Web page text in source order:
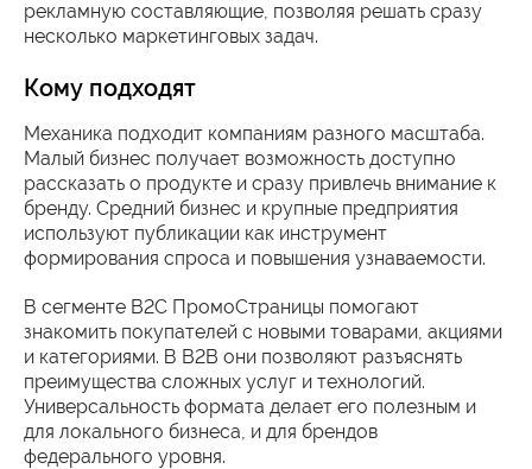
рекламную составляющие, позволяя решать сразу
несколько маркетинговых задач.
Кому подходят
Механика подходит компаниям разного масштаба.
Малый бизнес получает возможность доступно
рассказать о продукте и сразу привлечь внимание к
бренду. Средний бизнес и крупные предприятия
используют публикации как инструмент
формирования спроса и повышения узнаваемости.
В сегменте B2C ПромоСтраницы помогают
знакомить покупателей с новыми товарами, акциями
и категориями. В B2B они позволяют разъяснять
преимущества сложных услуг и технологий.
Универсальность формата делает его полезным и
для локального бизнеса, и для брендов
федерального уровня.